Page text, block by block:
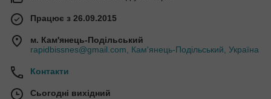
Працює з 26.09.2015
м. Кам'янець-Подільський
rapidbissnes@gmail.com, Кам'янець-Подільський, Україна
Контакти
Сьогодні вихідний